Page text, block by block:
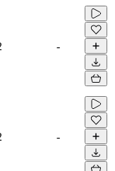
-
-